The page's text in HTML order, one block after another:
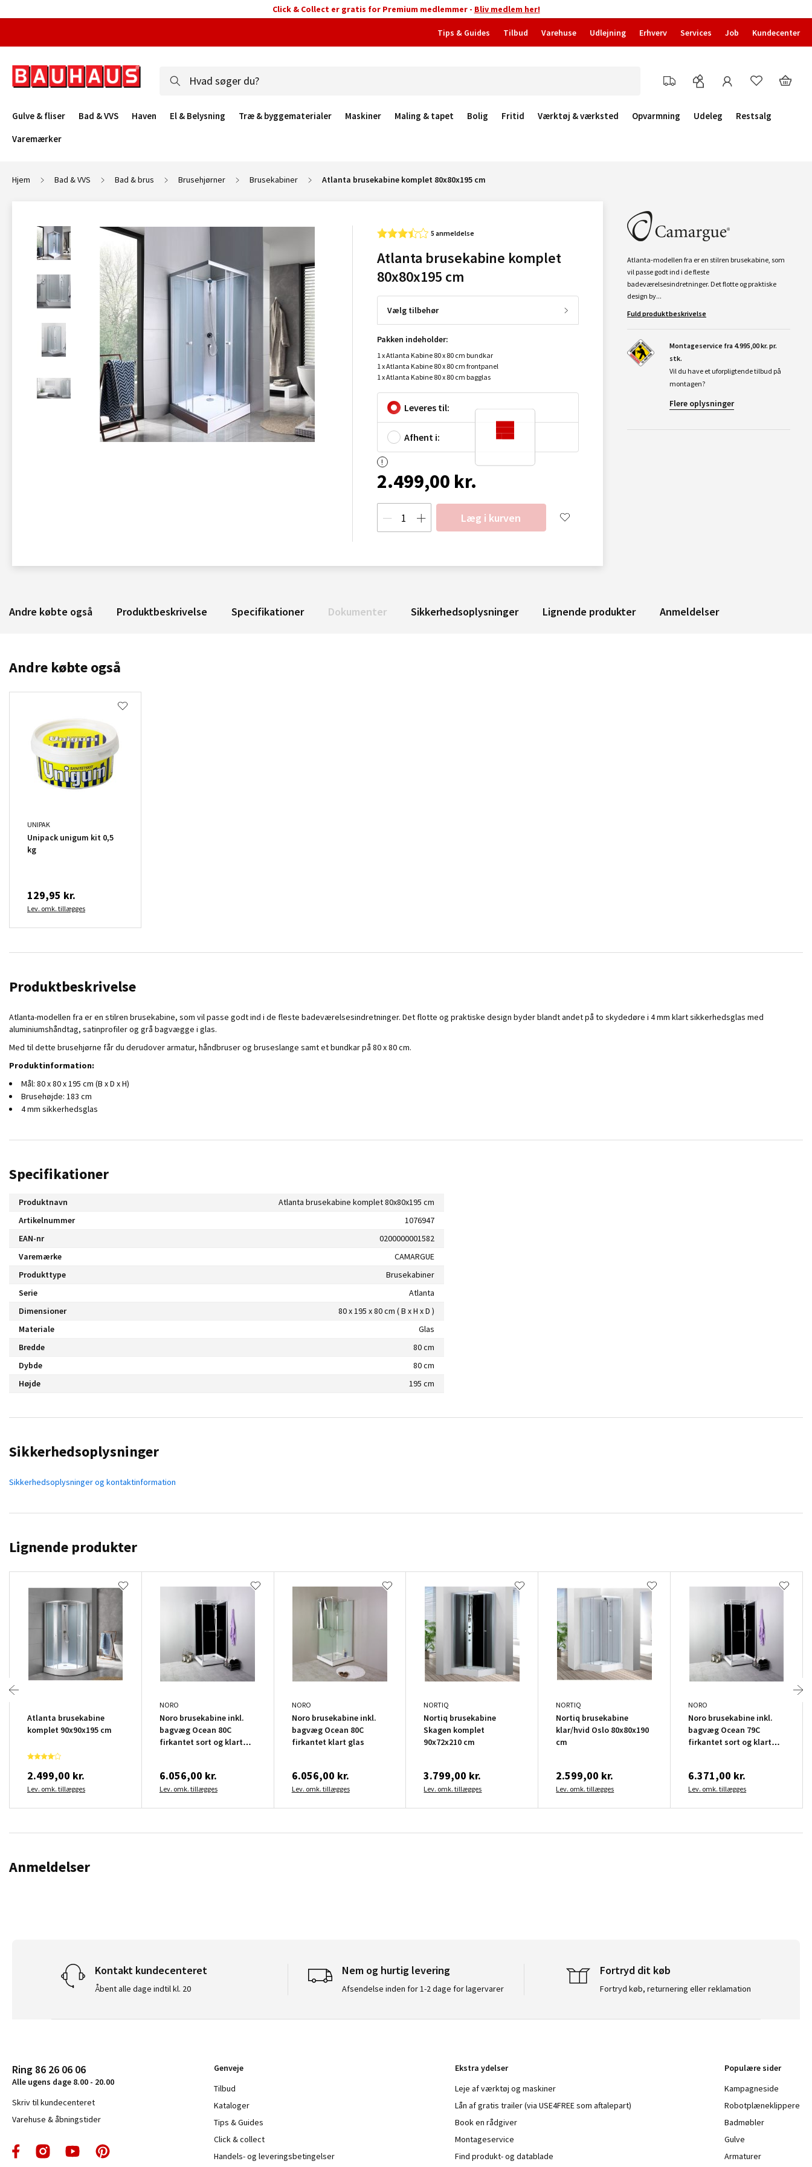
Click & Collect er gratis for Premium medlemmer - Bliv medlem her!
Tips & Guides Tilbud Varehuse Udlejning Erhverv Services Job Kundecenter
Gulve & fliser Bad & VVS Haven El & Belysning Træ & byggematerialer Maskiner Maling & tapet Bolig Fritid Værktøj & værksted Opvarmning Udeleg
Restsalg
Varemærker
Hjem Bad & VVS Bad & brus Brusehjørner Brusekabiner Atlanta brusekabine komplet 80x80x195 cm
5 anmeldelse
Atlanta brusekabine komplet
80x80x195 cm
Vælg tilbehør
Pakken indeholder:
1 x Atlanta Kabine 80 x 80 cm bundkar
1 x Atlanta Kabine 80 x 80 cm frontpanel
1 x Atlanta Kabine 80 x 80 cm bagglas
Leveres til:
Afhent i:
2.499,00 kr.
Læg i kurven
Atlanta-modellen fra er en stilren brusekabine, som
vil passe godt ind i de fleste
badeværelsesindretninger. Det flotte og praktiske
design by...
Fuld produktbeskrivelse
Montageservice fra 4.995,00 kr. pr.
stk.
Vil du have et uforpligtende tilbud på
montagen?
Flere oplysninger
Andre købte også Produktbeskrivelse Specifikationer Dokumenter Sikkerhedsoplysninger Lignende produkter Anmeldelser
Andre købte også
UNIPAK
Unipack unigum kit 0,5
kg
129,95 kr.
Lev. omk. tillægges
Produktbeskrivelse
Atlanta-modellen fra er en stilren brusekabine, som vil passe godt ind i de fleste badeværelsesindretninger. Det flotte og praktiske design byder blandt andet på to skydedøre i 4 mm klart sikkerhedsglas med
aluminiumshåndtag, satinprofiler og grå bagvægge i glas.
Med til dette brusehjørne får du derudover armatur, håndbruser og bruseslange samt et bundkar på 80 x 80 cm.
Produktinformation:
Mål: 80 x 80 x 195 cm (B x D x H)
Brusehøjde: 183 cm
4 mm sikkerhedsglas
Specifikationer
Produktnavn
Atlanta brusekabine komplet 80x80x195 cm
Artikelnummer
1076947
EAN-nr
0200000001582
Varemærke
CAMARGUE
Produkttype
Brusekabiner
Serie
Atlanta
Dimensioner
80 x 195 x 80 cm ( B x H x D )
Materiale
Glas
Bredde
80 cm
Dybde
80 cm
Højde
195 cm
Sikkerhedsoplysninger
Sikkerhedsoplysninger og kontaktinformation
Lignende produkter
Atlanta brusekabine
komplet 90x90x195 cm
2.499,00 kr.
Lev. omk. tillægges
NORO
Noro brusekabine inkl.
bagvæg Ocean 80C
firkantet sort og klart
6.056,00 kr.
Lev. omk. tillægges
NORO
Noro brusekabine inkl.
bagvæg Ocean 80C
firkantet klart glas
6.056,00 kr.
Lev. omk. tillægges
NORTIQ
Nortiq brusekabine
Skagen komplet
90x72x210 cm
3.799,00 kr.
Lev. omk. tillægges
NORTIQ
Nortiq brusekabine
klar/hvid Oslo 80x80x190
cm
2.599,00 kr.
Lev. omk. tillægges
NORO
Noro brusekabine inkl.
bagvæg Ocean 79C
firkantet sort og klart
6.371,00 kr.
Lev. omk. tillægges
Anmeldelser
Kontakt kundecenteret
Åbent alle dage indtil kl. 20
Nem og hurtig levering
Afsendelse inden for 1-2 dage for lagervarer
Fortryd dit køb
Fortryd køb, returnering eller reklamation
Ring 86 26 06 06
Alle ugens dage 8.00 - 20.00
Skriv til kundecenteret
Varehuse & åbningstider
Genveje
Tilbud
Kataloger
Tips & Guides
Click & collect
Handels- og leveringsbetingelser
Ekstra ydelser
Leje af værktøj og maskiner
Lån af gratis trailer (via USE4FREE som aftalepart)
Book en rådgiver
Montageservice
Find produkt- og datablade
Populære sider
Kampagneside
Robotplæneklippere
Badmøbler
Gulve
Armaturer